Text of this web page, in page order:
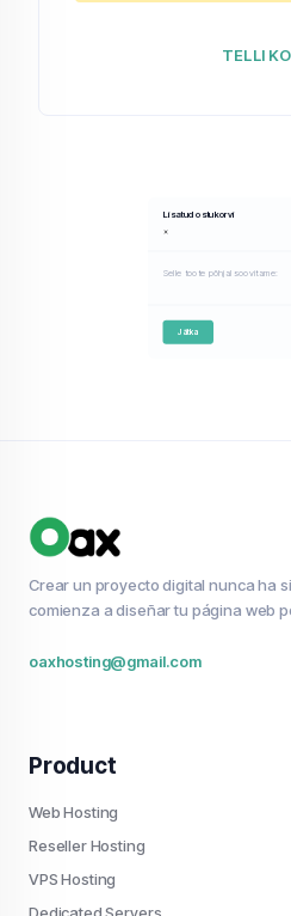
TELLI
Lisatud ostukorvi
×
Selle toote põhjal soovitame:
Jätka
Crear un proyecto digital nunca ha
comienza a diseñar tu página web
oaxhosting@gmail.com
Product
Web Hosting
Reseller Hosting
VPS Hosting